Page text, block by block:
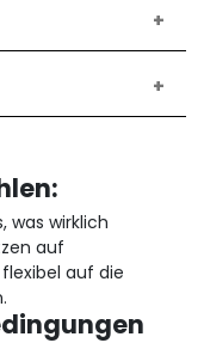
was wirklich
auf
auf die